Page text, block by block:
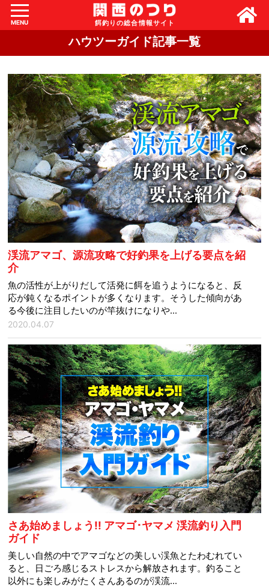
MENU
ハウツーガイド記事一覧
渓流アマゴ、源流攻略で好釣果を上げる要点を紹
介
魚の活性が上がりだして活発に餌を追うようになると、反
応が鈍くなるポイントが多くなります。そうした傾向があ
る今後に注目したいのが竿抜けになりや...
2020.04.07
さあ始めましょう!! アマゴ･ヤマメ 渓流釣り入門
ガイド
美しい自然の中でアマゴなどの美しい渓魚とたわむれてい
ると、日ごろ感じるストレスから解放されます。釣ること
以外にも楽しみがたくさんあるのが渓流...